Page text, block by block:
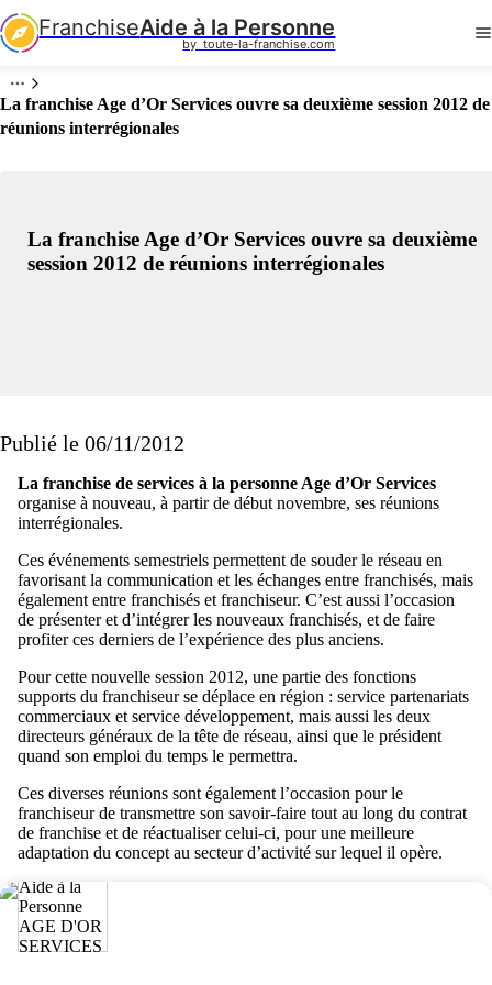
FranchiseAide à la Personne
by  toute-la-franchise.com
La franchise Age d’Or Services ouvre sa deuxième session 2012 de
réunions interrégionales
La franchise Age d’Or Services ouvre sa deuxième
session 2012 de réunions interrégionales
Publié le 06/11/2012
La franchise de services à la personne Age d’Or Services
organise à nouveau, à partir de début novembre, ses réunions
interrégionales.
Ces événements semestriels permettent de souder le réseau en
favorisant la communication et les échanges entre franchisés, mais
également entre franchisés et franchiseur. C’est aussi l’occasion
de présenter et d’intégrer les nouveaux franchisés, et de faire
profiter ces derniers de l’expérience des plus anciens.
Pour cette nouvelle session 2012, une partie des fonctions
supports du franchiseur se déplace en région : service partenariats
commerciaux et service développement, mais aussi les deux
directeurs généraux de la tête de réseau, ainsi que le président
quand son emploi du temps le permettra.
Ces diverses réunions sont également l’occasion pour le
franchiseur de transmettre son savoir-faire tout au long du contrat
de franchise et de réactualiser celui-ci, pour une meilleure
adaptation du concept au secteur d’activité sur lequel il opère.